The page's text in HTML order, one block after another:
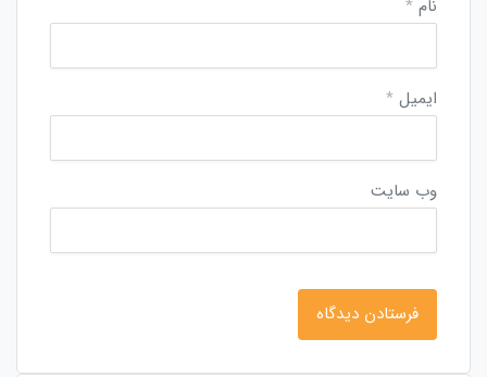
نام *
ایمیل *
وب‌ سایت